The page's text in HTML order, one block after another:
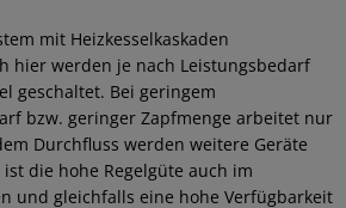
mit Heizkesselkaskaden
hier werden je nach Leistungsbedarf
geschaltet. Bei geringem
bzw. geringer Zapfmenge arbeitet nur
Durchfluss werden weitere Geräte
die hohe Regelgüte auch im
und gleichfalls eine hohe Verfügbarkeit